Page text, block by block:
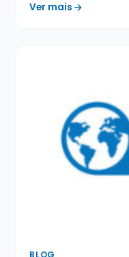
Ver mais
BLOG